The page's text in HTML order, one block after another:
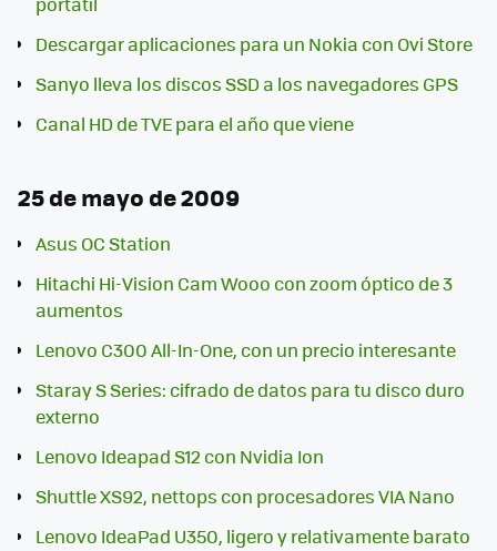
Descargar aplicaciones para un Nokia con Ovi Store
Sanyo lleva los discos SSD a los navegadores GPS
Canal HD de TVE para el año que viene
25 de mayo de 2009
Asus OC Station
Hitachi Hi-Vision Cam Wooo con zoom óptico de 3
aumentos
Lenovo C300 All-In-One, con un precio interesante
Staray S Series: cifrado de datos para tu disco duro
externo
Lenovo Ideapad S12 con Nvidia Ion
Shuttle XS92, nettops con procesadores VIA Nano
Lenovo IdeaPad U350, ligero y relativamente barato